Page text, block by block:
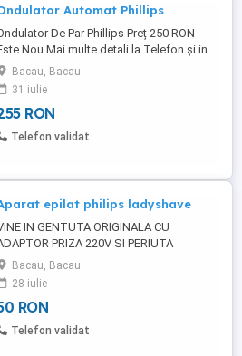
Automat Phillips
De Par Phillips Preț 250 RON
Nou Mai multe detali la Telefon și in
Bacau, Bacau
31 iulie
RON
Telefon validat
epilat philips ladyshave
IN GENTUTA ORIGINALA CU
PRIZA 220V SI PERIUTA
, PERFECT FUNCTIONAL SI
!
Bacau, Bacau
28 iulie
RON
Telefon validat